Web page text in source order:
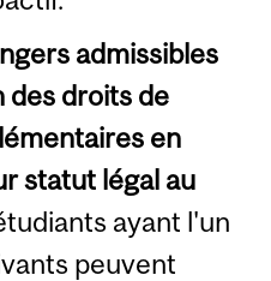
admissibles
des droits de
en
statut légal au
ayant l'un
peuvent